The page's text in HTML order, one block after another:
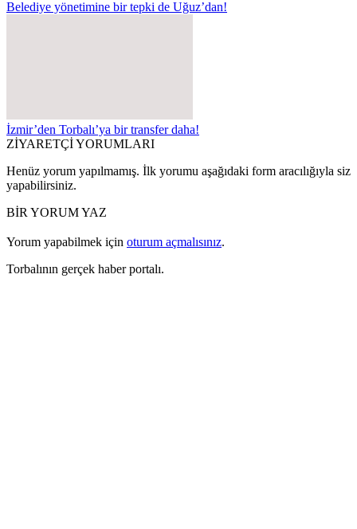
Belediye yönetimine bir tepki de Uğuz’dan!
İzmir’den Torbalı’ya bir transfer daha!
ZİYARETÇİ YORUMLARI
Henüz yorum yapılmamış. İlk yorumu aşağıdaki form aracılığıyla siz
yapabilirsiniz.
BİR YORUM YAZ
Yorum yapabilmek için oturum açmalısınız.
Torbalının gerçek haber portalı.